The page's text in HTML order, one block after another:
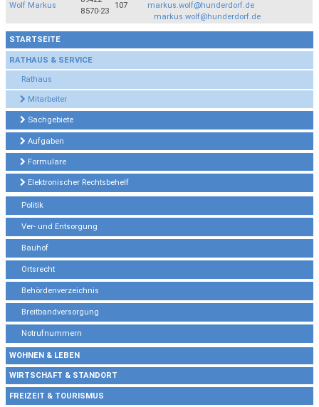
STARTSEITE
RATHAUS & SERVICE
Rathaus
Mitarbeiter
Sachgebiete
Aufgaben
Formulare
Elektronischer Rechtsbehelf
Politik
Ver- und Entsorgung
Bauhof
Ortsrecht
Behördenverzeichnis
Breitbandversorgung
Notrufnummern
WOHNEN & LEBEN
WIRTSCHAFT & STANDORT
FREIZEIT & TOURISMUS
Wolf Markus
8570-23
107
markus.wolf@hunderdorf.de